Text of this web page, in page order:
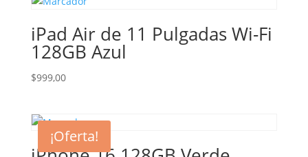
iPad Air de 11 Pulgadas Wi-Fi
128GB Azul
$999,00
¡Oferta!